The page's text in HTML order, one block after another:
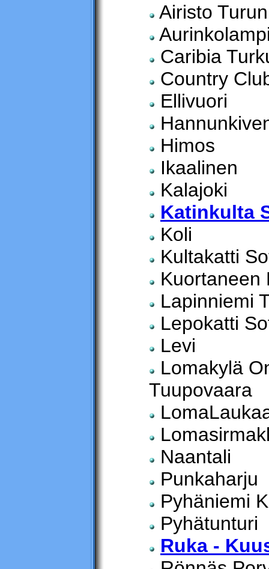
Airisto
Caribia
Country
Ellivuori
Himos
Ikaalinen
Kalajoki
Katinkulta
Koli
Kultakatti
Kuortaneen
Lapinniemi
Lepokatti
Levi
Lomakylä
Tuupovaara
Naantali
Punkaharju
Pyhäniemi
Pyhätunturi
Ruka -